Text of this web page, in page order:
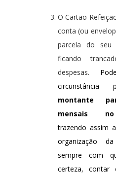
O Cartão
conta (ou
parcela do seu
ficando
despesas.
montante
mensais no
trazendo assim
organização
sempre com
certeza, contar